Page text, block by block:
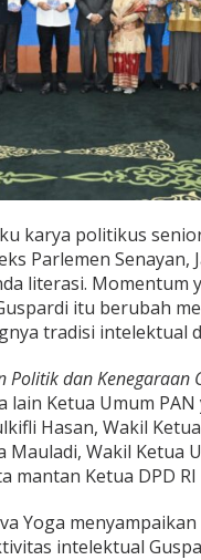
karya politikus
Parlemen Senayan,
literasi. Momentum
itu berubah
tradisi intelektual
Politik dan Kenegaraan
Ketua Umum
Hasan, Wakil
Mauladi, Wakil Ketua
mantan Ketua DPD RI
Yoga
intelektual